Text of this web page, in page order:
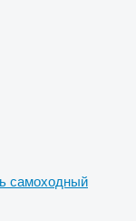
самоходный